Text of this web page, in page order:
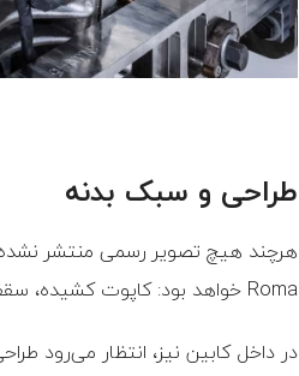
طراحی و سبک بدنه
Roma خواهد بود: کاپوت کشیده، سقف خمیده و چراغ‌های باریک LED.
در داخل کابین نیز، انتظار می‌رود